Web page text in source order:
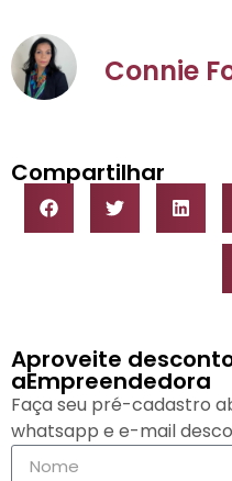
Connie
Compartilhar
Aproveite
aEmpreendedora
Faça seu pré-cadastro
whatsapp e e-mail